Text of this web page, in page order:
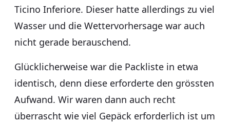
Ticino Inferiore. Dieser hatte allerdings zu viel
Wasser und die Wettervorhersage war auch
nicht gerade berauschend.
Glücklicherweise war die Packliste in etwa
identisch, denn diese erforderte den grössten
Aufwand. Wir waren dann auch recht
überrascht wie viel Gepäck erforderlich ist um